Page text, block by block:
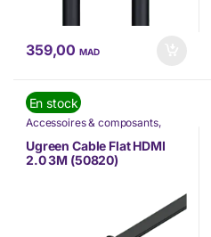
359,00MAD
En stock
Accessoires & composants,
Informatique,Nos Marques,
TÉLÉPHONIE,Ugreen
Ugreen Cable Flat HDMI
2.0 3M (50820)